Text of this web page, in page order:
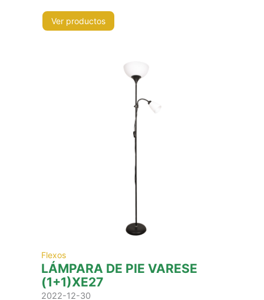
Ver productos
Flexos
LÁMPARA DE PIE VARESE
(1+1)XE27
2022-12-30